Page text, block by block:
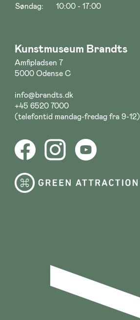
Søndag:
10:00 - 17:00
Kunstmuseum Brandts
Amfipladsen 7
5000 Odense C
info@brandts.dk
+45 6520 7000
(telefontid mandag-fredag fra 9-12)